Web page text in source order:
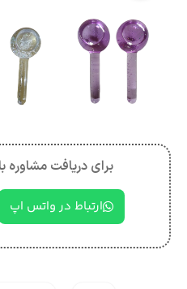
برای دریافت مشاوره
ارتباط در واتس اپ